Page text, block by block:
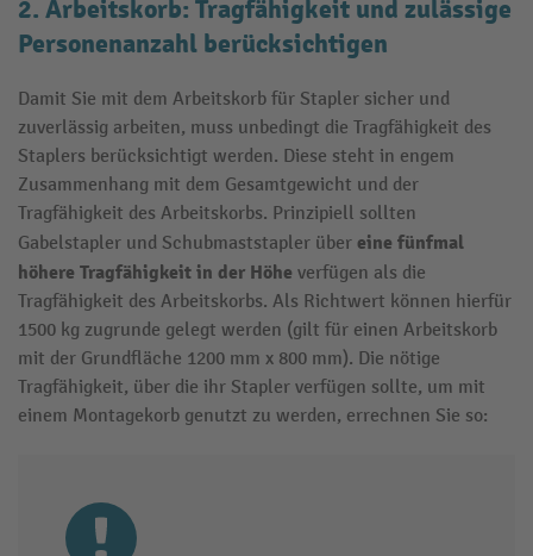
2. Arbeitskorb: Tragfähigkeit und zulässige
Personenanzahl berücksichtigen
Damit Sie mit dem Arbeitskorb für Stapler sicher und
zuverlässig arbeiten, muss unbedingt die Tragfähigkeit des
Staplers berücksichtigt werden. Diese steht in engem
Zusammenhang mit dem Gesamtgewicht und der
Tragfähigkeit des Arbeitskorbs. Prinzipiell sollten
Gabelstapler und Schubmaststapler über eine fünfmal
höhere Tragfähigkeit in der Höhe verfügen als die
Tragfähigkeit des Arbeitskorbs. Als Richtwert können hierfür
1500 kg zugrunde gelegt werden (gilt für einen Arbeitskorb
mit der Grundfläche 1200 mm x 800 mm). Die nötige
Tragfähigkeit, über die ihr Stapler verfügen sollte, um mit
einem Montagekorb genutzt zu werden, errechnen Sie so: